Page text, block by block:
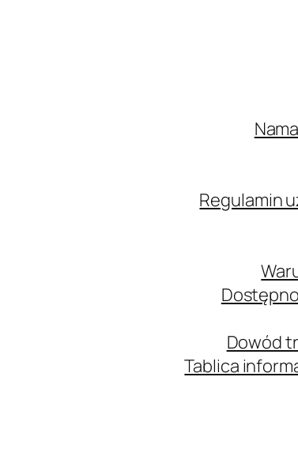
Regulamin
Dowód
Tablica